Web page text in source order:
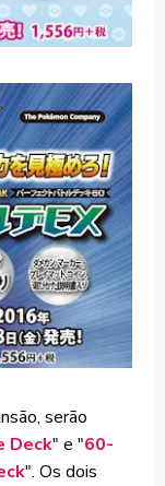
serão
Deck" e "60-
". Os dois